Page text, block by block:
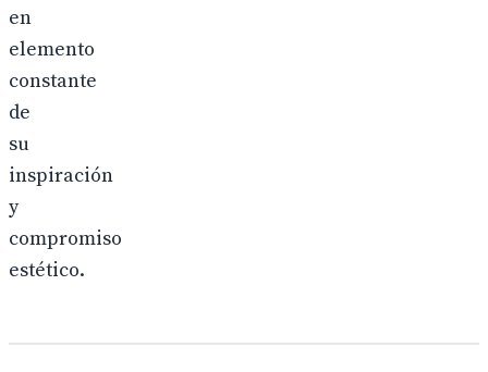
en
elemento
constante
de
su
inspiración
y
compromiso
estético.